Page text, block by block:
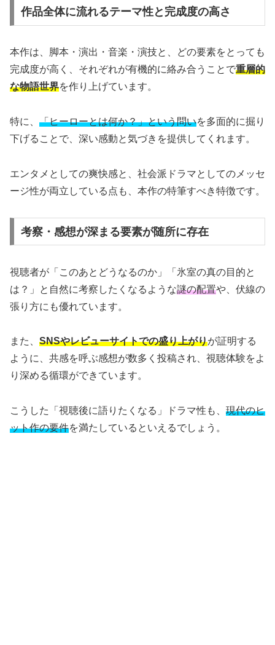
作品全体に流れるテーマ性と完成度の高さ
本作は、脚本・演出・音楽・演技と、どの要素をとっても
完成度が高く、それぞれが有機的に絡み合うことで重層的
な物語世界を作り上げています。
特に、 「ヒーローとは何か？」という問いを多面的に掘り
下げることで、深い感動と気づきを提供してくれます。
エンタメとしての爽快感と、社会派ドラマとしてのメッセ
ージ性が両立している点も、本作の特筆すべき特徴です。
考察・感想が深まる要素が随所に存在
視聴者が「このあとどうなるのか」「氷室の真の目的と
は？」と自然に考察したくなるような謎の配置や、伏線の
張り方にも優れています。
また、 SNSやレビューサイトでの盛り上がりが証明する
ように、共感を呼ぶ感想が数多く投稿され、視聴体験をよ
り深める循環ができています。
こうした「視聴後に語りたくなる」ドラマ性も、 現代のヒ
ット作の要件を満たしているといえるでしょう。